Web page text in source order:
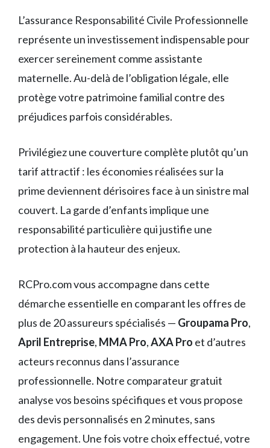
L’assurance Responsabilité Civile Professionnelle
représente un investissement indispensable pour
exercer sereinement comme assistante
maternelle. Au-delà de l’obligation légale, elle
protège votre patrimoine familial contre des
préjudices parfois considérables.
Privilégiez une couverture complète plutôt qu’un
tarif attractif : les économies réalisées sur la
prime deviennent dérisoires face à un sinistre mal
couvert. La garde d’enfants implique une
responsabilité particulière qui justifie une
protection à la hauteur des enjeux.
RCPro.com vous accompagne dans cette
démarche essentielle en comparant les offres de
plus de 20 assureurs spécialisés — Groupama Pro,
April Entreprise, MMA Pro,AXA Pro et d’autres
acteurs reconnus dans l’assurance
professionnelle. Notre comparateur gratuit
analyse vos besoins spécifiques et vous propose
des devis personnalisés en 2 minutes, sans
engagement. Une fois votre choix effectué, votre